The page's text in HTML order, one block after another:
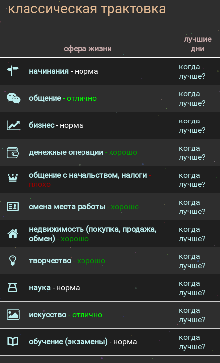
классическая трактовка
сфера жизни
лучшие
дни
начинания - норма
когда
лучше?
общение- отлично
когда
лучше?
бизнес- норма
когда
лучше?
денежные операции - хорошо
когда
лучше?
общение с начальством, налоги -
плохо
когда
лучше?
смена места работы - хорошо
когда
лучше?
недвижимость (покупка, продажа,
обмен) - хорошо
когда
лучше?
творчество- хорошо
когда
лучше?
наука - норма
когда
лучше?
искусство - отлично
когда
лучше?
обучение (экзамены) - норма
когда
лучше?